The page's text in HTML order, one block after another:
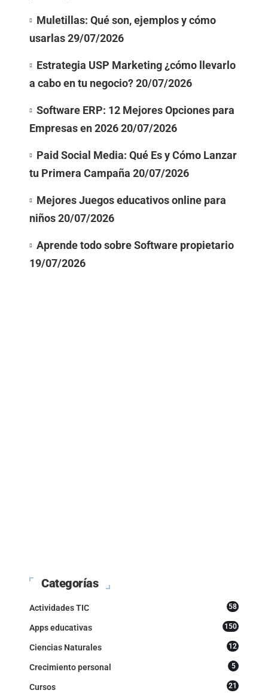
Muletillas: Qué son, ejemplos y cómo
usarlas29/07/2026
Estrategia USP Marketing ¿cómo llevarlo
a cabo en tu negocio?20/07/2026
Software ERP: 12 Mejores Opciones para
Empresas en 202620/07/2026
Paid Social Media: Qué Es y Cómo Lanzar
tu Primera Campaña 20/07/2026
Mejores Juegos educativos online para
niños20/07/2026
Aprende todo sobre Software propietario
19/07/2026
Categorías
Actividades TIC 58
Apps educativas 150
Ciencias Naturales 12
Crecimiento personal 5
Cursos 21